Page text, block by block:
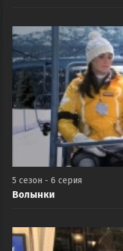
5 сезон - 6 серия
Волынки